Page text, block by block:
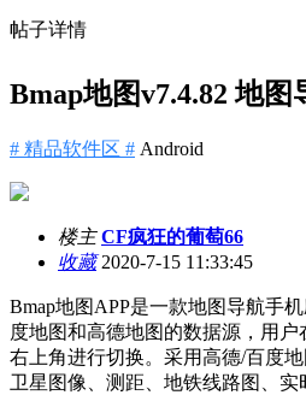
帖子详情
Bmap地图v7.4.82 地
# 精品软件区 # Android
楼主 CF疯狂的葡萄66
收藏2020-7-15 11:33:45
Bmap地图APP是一款地图导航手
度地图和高德地图的数据源，用
右上角进行切换。采用高德/百度地
卫星图像、测距、地铁线路图、